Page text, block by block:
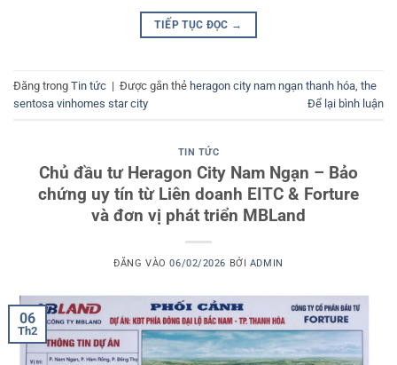
TIẾP TỤC ĐỌC →
Đăng trong Tin tức | Được gắn thẻ heragon city nam ngạn thanh hóa the
sentosa vinhomes star city
Để lại bình luận
TIN TỨC
Chủ đầu tư Heragon City Nam Ngạn – Bảo
chứng uy tín từ Liên doanh EITC & Forture
và đơn vị phát triển MBLand
ĐĂNG VÀO06/02/2026 BỞI ADMIN
06
Th2